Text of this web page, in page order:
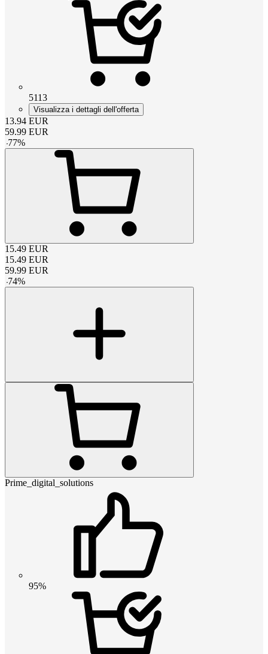
5113
Visualizza i dettagli dell'offerta
13.94 EUR
59.99 EUR
-77%
15.49 EUR
15.49 EUR
59.99 EUR
-74%
Prime_digital_solutions
95%